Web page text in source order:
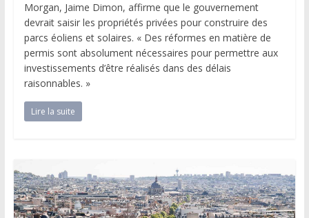
Morgan, Jaime Dimon, affirme que le gouvernement
devrait saisir les propriétés privées pour construire des
parcs éoliens et solaires. « Des réformes en matière de
permis sont absolument nécessaires pour permettre aux
investissements d’être réalisés dans des délais
raisonnables. »
Lire la suite